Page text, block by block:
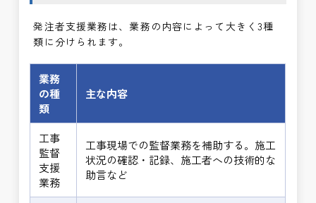
発注者支援業務は、業務の内容によって大きく3種
類に分けられます。
業務
の種
類
主な内容
工事
監督
支援
業務
工事現場での監督業務を補助する。施工
状況の確認・記録、施工者への技術的な
助言など